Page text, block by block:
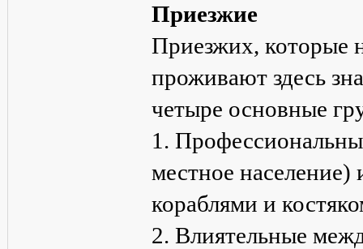
Приезжие
Приезжих, которые
проживают здесь
четыре основные
1.
местное население)
кораблями и
2. Влиятельные